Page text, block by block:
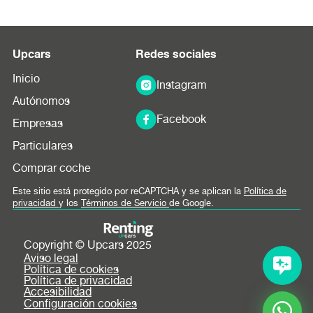
Upcars
Inicio
Autónomos
Empresas
Particulares
Comprar coche
Redes sociales
Instagram
Facebook
Este sitio está protegido por reCAPTCHA y se aplican la Política de
privacidad y los Términos de Servicio de Google.
Copyright © Upcars 2025
Aviso legal
Política de cookies
Política de privacidad
Accesibilidad
Configuración cookies